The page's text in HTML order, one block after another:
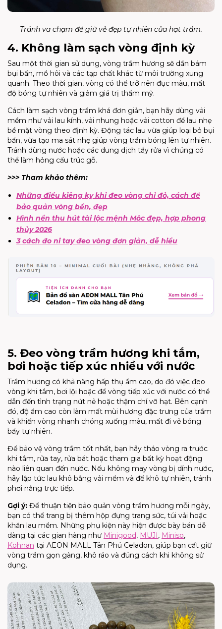
Tránh va chạm để giữ vẻ đẹp tự nhiên của hạt trầm.
4. Không làm sạch vòng định kỳ
Sau một thời gian sử dụng, vòng trầm hương sẽ dần bám
bụi bẩn, mồ hôi và các tạp chất khác từ môi trường xung
quanh. Theo thời gian, vòng có thể trở nên đục màu, mất
độ bóng tự nhiên và giảm giá trị thẩm mỹ.
Cách làm sạch vòng trầm khá đơn giản, bạn hãy dùng vải
mềm như vải lau kính, vải nhung hoặc vải cotton để lau nhẹ
bề mặt vòng theo định kỳ. Động tác lau vừa giúp loại bỏ bụi
bẩn, vừa tạo ma sát nhẹ giúp vòng trầm bóng lên tự nhiên.
Tránh dùng nước hoặc các dung dịch tẩy rửa vì chúng có
thể làm hỏng cấu trúc gỗ.
>>> Tham khảo thêm:
Những điều kiêng kỵ khi đeo vòng chỉ đỏ, cách để
bảo quản vòng bền, đẹp
Hình nền thu hút tài lộc mệnh Mộc đẹp, hợp phong
thủy 2026
3 cách đo ni tay đeo vòng đơn giản, dễ hiểu
5. Đeo vòng trầm hương khi tắm,
bơi hoặc tiếp xúc nhiều với nước
Trầm hương có khả năng hấp thụ ẩm cao, do đó việc đeo
vòng khi tắm, bơi lội hoặc để vòng tiếp xúc với nước có thể
dẫn đến tình trạng nứt nẻ hoặc thậm chí vỡ hạt. Bên cạnh
đó, độ ẩm cao còn làm mất mùi hương đặc trưng của trầm
và khiến vòng nhanh chóng xuống màu, mất đi vẻ bóng
bẩy tự nhiên.
Để bảo vệ vòng trầm tốt nhất, bạn hãy tháo vòng ra trước
khi tắm, rửa tay, rửa bát hoặc tham gia bất kỳ hoạt động
nào liên quan đến nước. Nếu không may vòng bị dính nước,
hãy lập tức lau khô bằng vải mềm và để khô tự nhiên, tránh
phơi nắng trực tiếp.
Gợi ý: Để thuận tiện bảo quản vòng trầm hương mỗi ngày,
bạn có thể trang bị thêm hộp đựng trang sức, túi vải hoặc
khăn lau mềm. Những phụ kiện này hiện được bày bán dễ
dàng tại các gian hàng như Minigood, MUJI, Miniso,
Kohnan tại AEON MALL Tân Phú Celadon, giúp bạn cất giữ
vòng trầm gọn gàng, khô ráo và đúng cách khi không sử
dụng.